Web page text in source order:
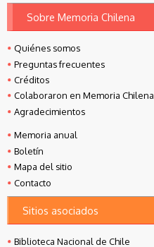
Sobre Memoria Chilena
Quiénes somos
Preguntas frecuentes
Créditos
Colaboraron en Memoria Chilena
Agradecimientos
Memoria anual
Boletín
Mapa del sitio
Contacto
Sitios asociados
Biblioteca Nacional de Chile